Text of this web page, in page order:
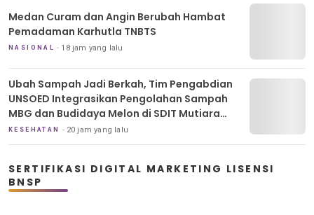
Medan Curam dan Angin Berubah Hambat
Pemadaman Karhutla TNBTS
NASIONAL 18 jam yang lalu
Ubah Sampah Jadi Berkah, Tim Pengabdian
UNSOED Integrasikan Pengolahan Sampah
MBG dan Budidaya Melon di SDIT Mutiara
Hati Purwokerto
KESEHATAN 20 jam yang lalu
SERTIFIKASI DIGITAL MARKETING LISENSI
BNSP